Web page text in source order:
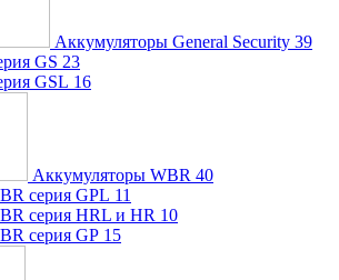
Аккумуляторы General Security 39
GS 23
GSL 16
Аккумуляторы WBR 40
серия GPL 11
серия HRL и HR 10
серия GP 15